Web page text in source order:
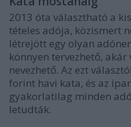
2013 óta választható a
tételes adója, közismert
létrejött egy olyan
könnyen tervezhető,
nevezhető. Az ezt
forint havi kata, és az
gyakorlatilag minden
letudták.